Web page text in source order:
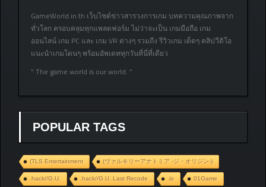
GameWorld.in.th เว็บไซต์ข่าวสารวงการเกม บทความคุณภาพจาก
ทั่วโลก ครอบคลุมทุกแพลตฟอร์ม ไม่ว่าจะเป็น เกมมือถือ เกม
ออนไลน์ เกม PC และ เกม VR ต่างๆ รวมถึง รีวิวเกม เด็ดๆ คลิปวีดิโอ
แนะนำเกมโดนๆ พร้อมอัพเดททุกวันที่นี่ที่เดียว
” The game world is our world. “
POPULAR TAGS
(TLS Entertainment (ヴァルキリーアナトミア ‐ジ・オリジン‐)
.hack//G.U. .hack//G.U. Last Recode .io 01Game